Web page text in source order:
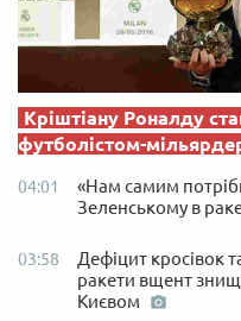
Кріштіану Роналду
футболістом-
04:01
«Нам самим
Зеленському в
03:58
Дефіцит кросівок
ракети вщент
Києвом